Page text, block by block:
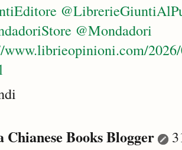
@Mondadori
www.librieopinioni.com/
Chianese Books Blogger